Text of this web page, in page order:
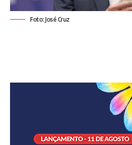
Foto: José Cruz